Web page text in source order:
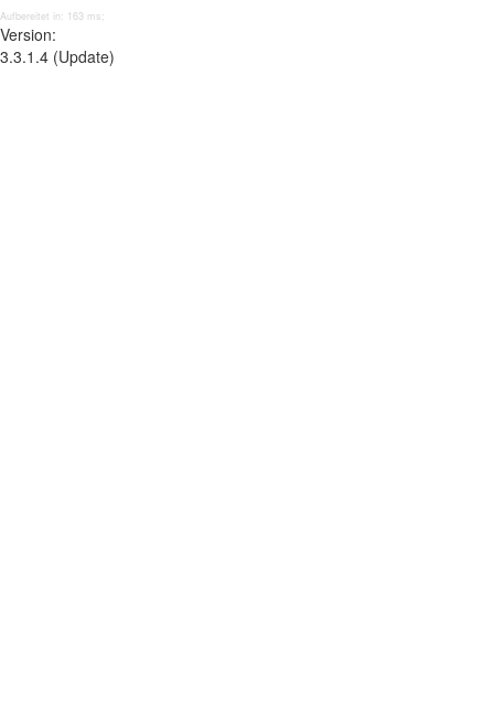
Aufbereitet in: 163 ms;
Version:
3.3.1.4 (Update)